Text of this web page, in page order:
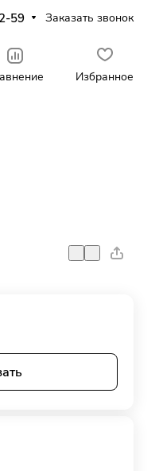
59
Заказать звонок
Избранное